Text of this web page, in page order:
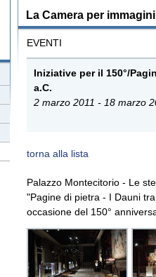
La Camera per immagini
EVENTI
Iniziative per il 150°/
a.C.
2 marzo 2011 - 18 marzo
torna alla lista
Palazzo Montecitorio - Le
"Pagine di pietra - I Dauni
occasione del 150°